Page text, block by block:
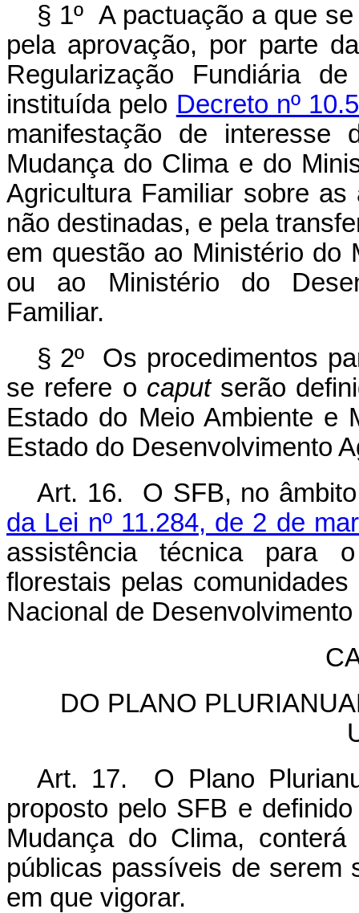
§ 1º A pactuação a que
pela aprovação, por parte
Regularização Fundiária
instituída pelo Decreto nº
manifestação de interesse
Mudança do Clima e do
Agricultura Familiar sobre
não destinadas, e pela
em questão ao Ministério do
ou ao Ministério do
Familiar.
§ 2º Os procedimentos
se refere o caputserão
Estado do Meio Ambiente e
Estado do Desenvolvimento
Art. 16. O SFB, no
da Lei nº 11.284, de 2 de
assistência técnica para
florestais pelas
Nacional de
DO PLANO
Art. 17. O Plano
proposto pelo SFB e
Mudança do Clima,
públicas passíveis de serem
em que vigorar.